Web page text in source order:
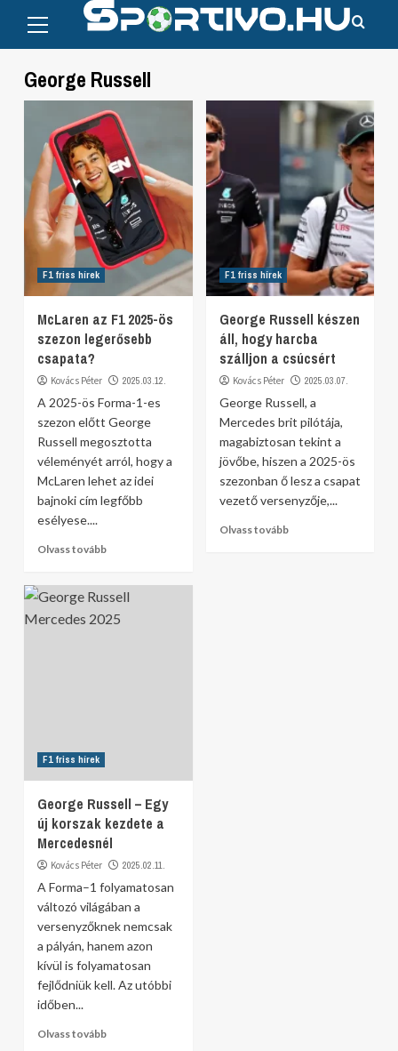
content
Menu
George Russell
F1 friss hírek
McLaren az F1 2025-ös
szezon legerősebb
csapata?
Kovács Péter 2025.03.12.
A 2025-ös Forma-1-es
szezon előtt George
Russell megosztotta
véleményét arról, hogy a
McLaren lehet az idei
bajnoki cím legfőbb
esélyese....
Olvass tovább
F1 friss hírek
George Russell készen
áll, hogy harcba
szálljon a csúcsért
Kovács Péter 2025.03.07.
George Russell, a
Mercedes brit pilótája,
magabiztosan tekint a
jövőbe, hiszen a 2025-ös
szezonban ő lesz a csapat
vezető versenyzője,...
Olvass tovább
F1 friss hírek
George Russell – Egy
új korszak kezdete a
Mercedesnél
Kovács Péter 2025.02.11.
A Forma–1 folyamatosan
változó világában a
versenyzőknek nemcsak
a pályán, hanem azon
kívül is folyamatosan
fejlődniük kell. Az utóbbi
időben...
Olvass tovább